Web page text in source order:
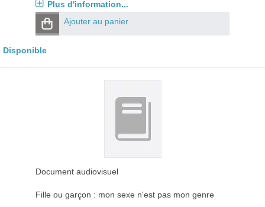
Plus d'information...
Ajouter au panier
Disponible
Document audiovisuel
Fille ou garçon : mon sexe n'est pas mon genre